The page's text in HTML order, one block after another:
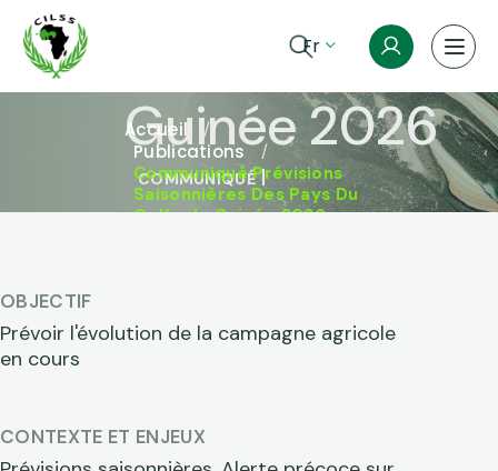
Aller au contenu principal
Fr
Fil d'Ariane
Accueil
Publications
Communiqué Prévisions
Saisonnières Des Pays Du
Golfe de Guinée 2026
pays du Golfe
Guinée 2026
COMMUNIQUÉ
OBJECTIF
Prévoir l'évolution de la campagne agricole
en cours
CONTEXTE ET ENJEUX